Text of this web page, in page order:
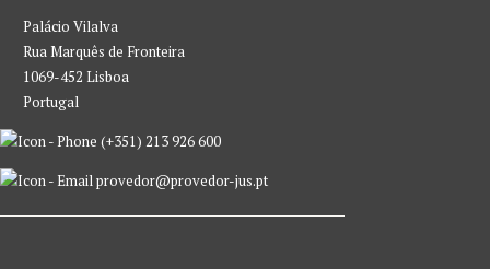
Palácio Vilalva
Rua Marquês de Fronteira
1069-452 Lisboa
Portugal
(+351) 213 926 600
provedor@provedor-jus.pt